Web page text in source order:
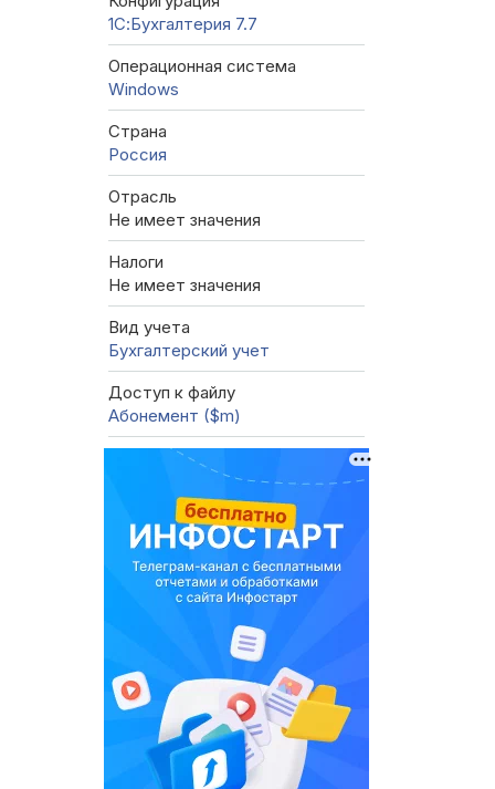
1С:Бухгалтерия 7.7
Операционная система
Windows
Страна
Россия
Отрасль
Не имеет значения
Налоги
Не имеет значения
Вид учета
Бухгалтерский учет
Доступ к файлу
Абонемент ($m)